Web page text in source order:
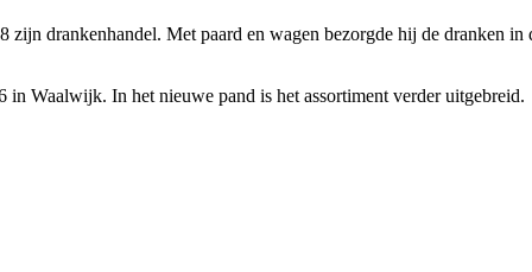
drankenhandel. Met paard en wagen bezorgde hij de dranken
Waalwijk. In het nieuwe pand is het assortiment verder uitgebreid.